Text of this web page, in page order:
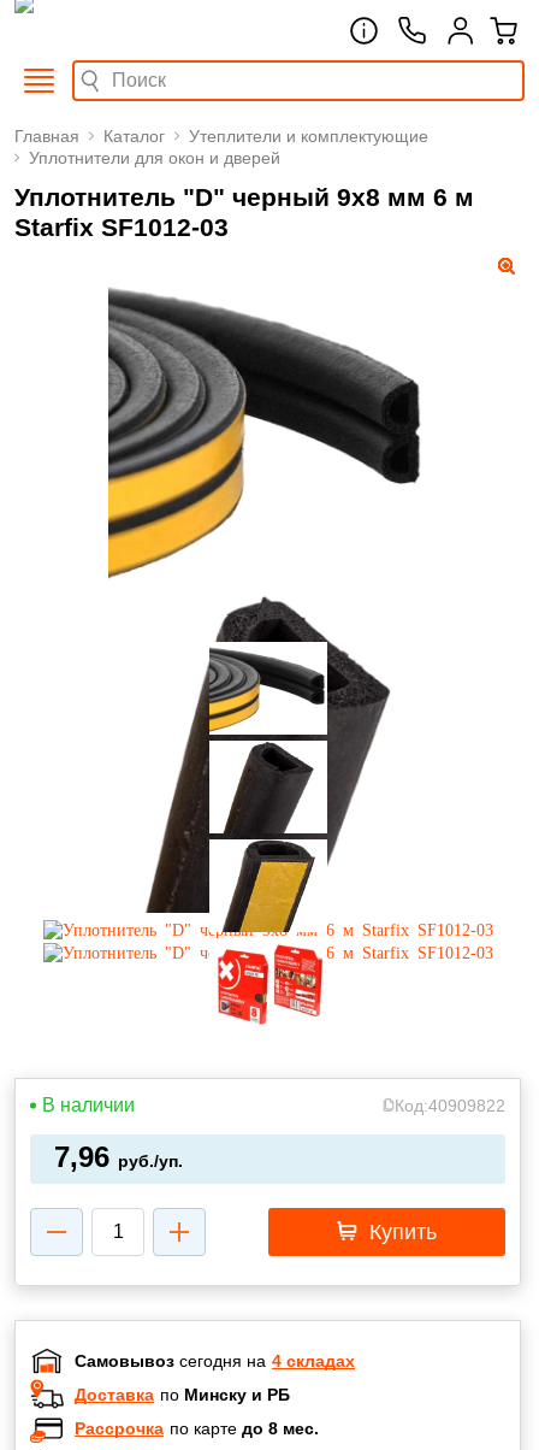
Главная Каталог
Утеплители и комплектующие
Уплотнители для окон и дверей
Уплотнитель "D" черный 9х8 мм 6 м
Starfix SF1012-03
В наличии Код:40909822
7,96 руб./уп.
Купить
Самовывоз сегодня на 4 складах
Доставка по Минску и РБ
Рассрочка по карте до 8 мес.